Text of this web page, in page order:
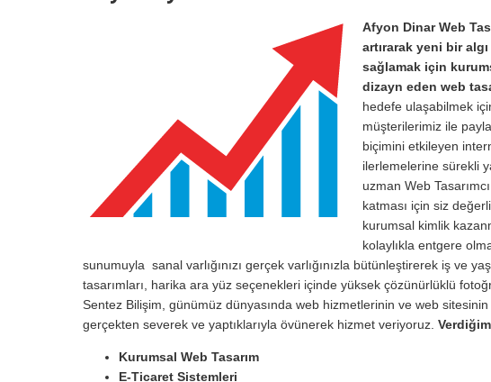
Afyon Dinar Web
artırarak yeni bir
sağlamak için
dizayn eden web
hedefe ulaşabilmek
müşterilerimiz ile
biçimini etkileyen
ilerlemelerine sürekli
uzman Web
katması için siz
kurumsal kimlik
kolaylıkla entgere
sunumuyla sanal varlığınızı gerçek varlığınızla bütünleştirerek iş ve
tasarımları, harika ara yüz seçenekleri içinde yüksek çözünürlüklü
Sentez Bilişim, günümüz dünyasında web hizmetlerinin ve web
gerçekten severek ve yaptıklarıyla övünerek hizmet veriyoruz.
Kurumsal Web Tasarım
E-Ticaret Sistemleri